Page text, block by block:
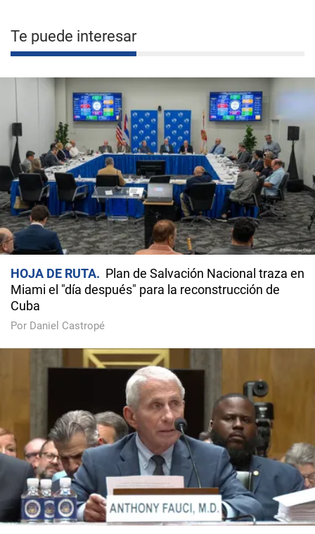
Te puede interesar
HOJA DE RUTA
Plan de Salvación Nacional traza en
Miami el "día después" para la reconstrucción de
Cuba
Por Daniel Castropé